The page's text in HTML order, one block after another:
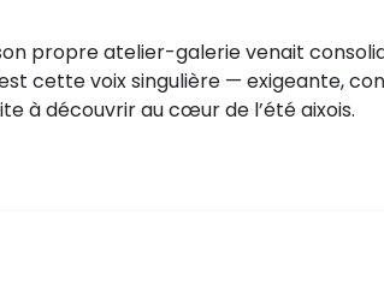
propre atelier-galerie venait
cette voix singulière — exigeante,
à découvrir au cœur de l’été aixois.